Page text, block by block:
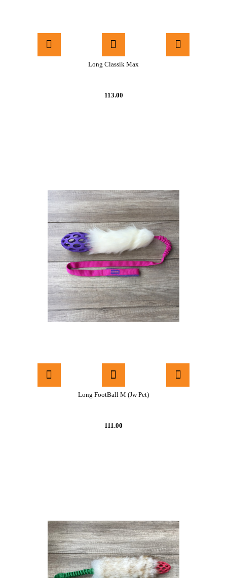
Long Classik Max
113.00
Long FootBall M (Jw Pet)
111.00